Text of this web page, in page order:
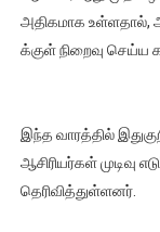
அதிகமாக உள்ளதால்,
க்குள் நிறைவு செய்ய
இந்த வாரத்தில்
ஆசிரியர்கள் முடிவு
தெரிவித்துள்ளனர்.